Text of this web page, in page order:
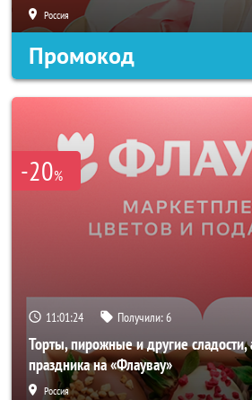
Россия
Промокод
-20%
11:01:23 Получили:6
Торты, пирожные и другие
праздника на «Флаувау»
Россия